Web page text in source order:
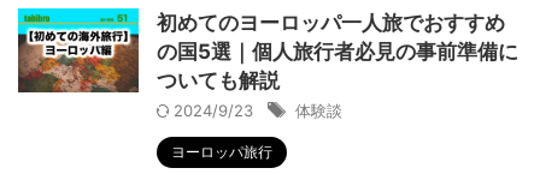
初めてのヨーロッパ一人旅でおすすめ
の国5選｜個人旅行者必見の事前準備に
ついても解説
2024/9/23 体験談
ヨーロッパ旅行